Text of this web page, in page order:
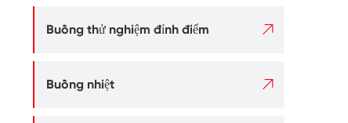
Buồng thử nghiệm đỉnh điểm 
Buồng nhiệt 